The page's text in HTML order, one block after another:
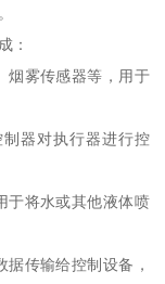
：
烟雾传感器等，用于
器对执行器进行控
于将水或其他液体喷
传输给控制设备，